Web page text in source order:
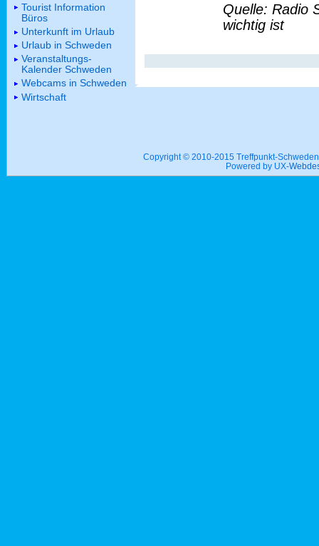
Quelle: Radio
wichtig ist
Tourist Information
Büros
Unterkunft im Urlaub
Urlaub in Schweden
Veranstaltungs-
Kalender Schweden
Webcams in Schweden
Wirtschaft
Copyright © 2010-2015 Treffpunkt-
Powered by UX-